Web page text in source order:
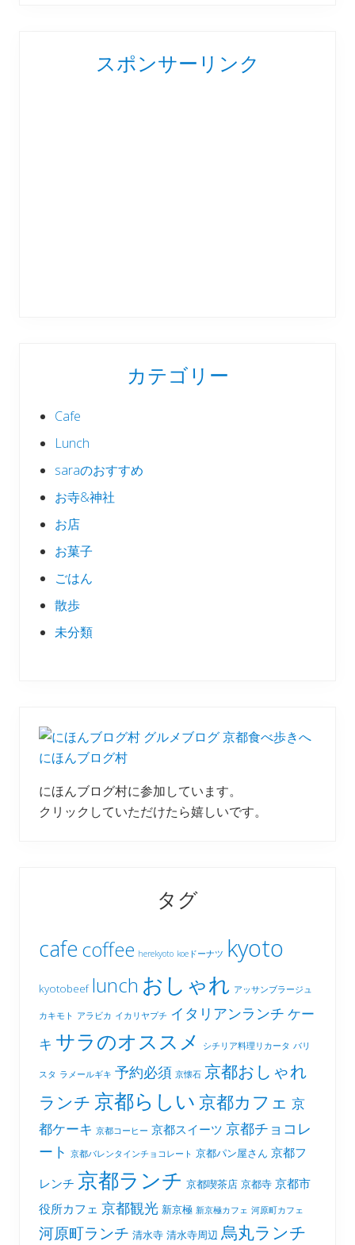
スポンサーリンク
カテゴリー
Cafe
Lunch
saraのおすすめ
お寺&神社
お店
お菓子
ごはん
散歩
未分類
にほんブログ村
にほんブログ村に参加しています。
クリックしていただけたら嬉しいです。
タグ
cafe coffee herekyoto koeドーナツ kyoto
kyotobeef lunch おしゃれ アッサンブラージュ
カキモト アラビカ イカリヤプチ イタリアンランチ ケー
キ サラのオススメ シチリア料理リカータ バリ
スタ ラメールギキ 予約必須 京懐石 京都おしゃれ
ランチ 京都らしい 京都カフェ 京
都ケーキ 京都コーヒー 京都スイーツ 京都チョコレ
ート 京都バレンタインチョコレート 京都パン屋さん 京都フ
レンチ 京都ランチ 京都喫茶店 京都寺 京都市
役所カフェ 京都観光 新京極 新京極カフェ 河原町カフェ
河原町ランチ 清水寺 清水寺周辺 烏丸ランチ